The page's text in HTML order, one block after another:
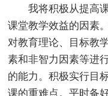
我将积极从提高
课堂教学效益的因素
对教育理论、目标教
素和非智力因素等进
的能力。积极实行目
课的重难点。平时备